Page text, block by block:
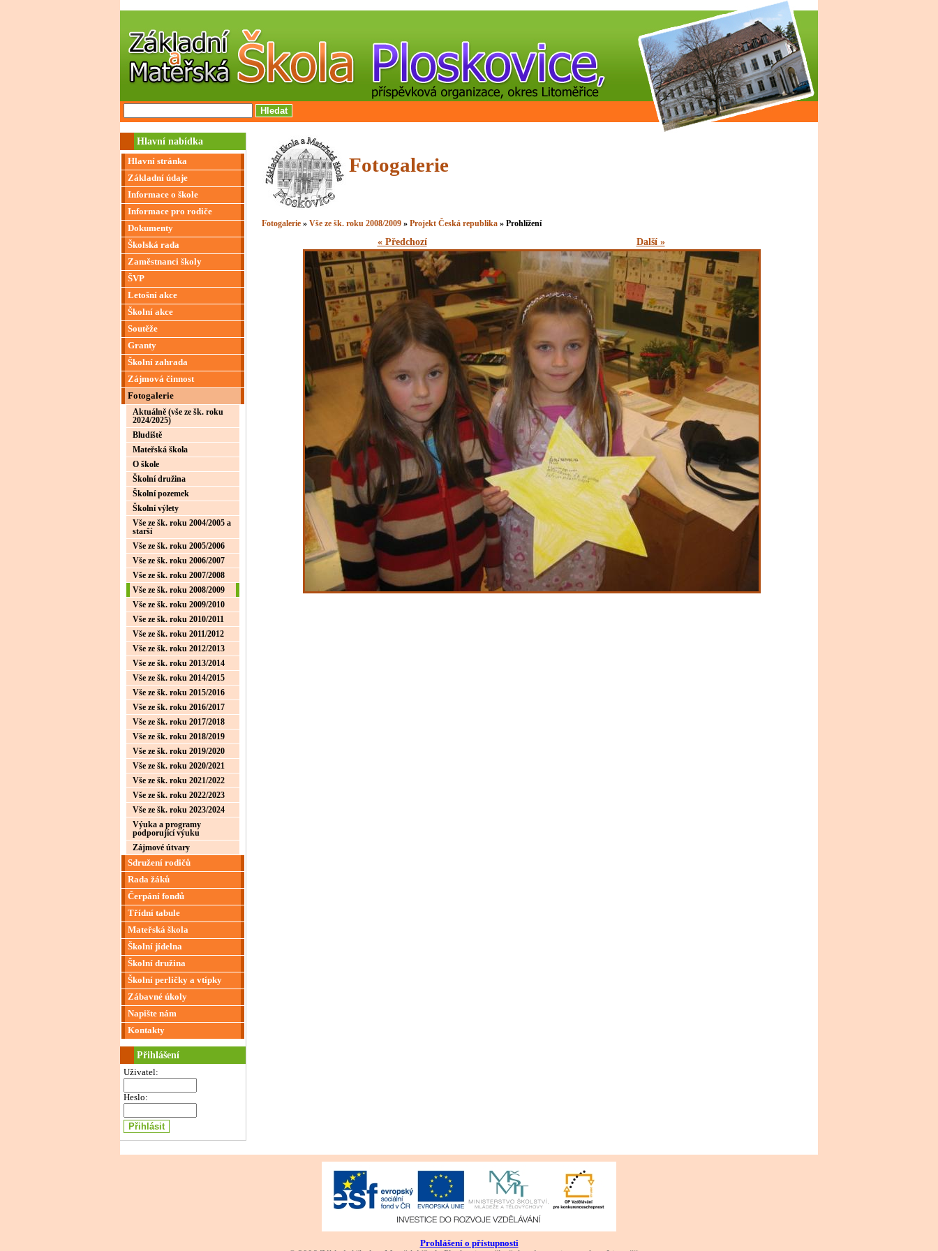
Hlavní nabídka
Hlavní stránka
Základní údaje
Informace o škole
Informace pro rodiče
Dokumenty
Školská rada
Zaměstnanci školy
ŠVP
Letošní akce
Školní akce
Soutěže
Granty
Školní zahrada
Zájmová činnost
Fotogalerie
Aktuálně (vše ze šk. roku
2024/2025)
Bludiště
Mateřská škola
O škole
Školní družina
Školní pozemek
Školní výlety
Vše ze šk. roku 2004/2005 a
starší
Vše ze šk. roku 2005/2006
Vše ze šk. roku 2006/2007
Vše ze šk. roku 2007/2008
Vše ze šk. roku 2008/2009
Vše ze šk. roku 2009/2010
Vše ze šk. roku 2010/2011
Vše ze šk. roku 2011/2012
Vše ze šk. roku 2012/2013
Vše ze šk. roku 2013/2014
Vše ze šk. roku 2014/2015
Vše ze šk. roku 2015/2016
Vše ze šk. roku 2016/2017
Vše ze šk. roku 2017/2018
Vše ze šk. roku 2018/2019
Vše ze šk. roku 2019/2020
Vše ze šk. roku 2020/2021
Vše ze šk. roku 2021/2022
Vše ze šk. roku 2022/2023
Vše ze šk. roku 2023/2024
Výuka a programy
podporující výuku
Zájmové útvary
Sdružení rodičů
Rada žáků
Čerpání fondů
Třídní tabule
Mateřská škola
Školní jídelna
Školní družina
Školní perličky a vtípky
Zábavné úkoly
Napište nám
Kontakty
Přihlášení
Uživatel:
Heslo:
Fotogalerie
Fotogalerie» Vše ze šk. roku 2008/2009» Projekt Česká republika» Prohlížení
« Předchozí Další »
Prohlášení o přístupnosti